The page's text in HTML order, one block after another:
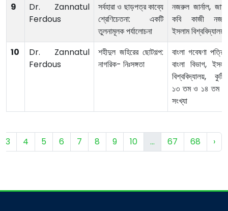
9
Dr. Zannatul
Ferdous
সর্বহারা ও ছাড়পত্র কাব্যে
শ্রেণিচেতনা: একটি
তুলনামূলক পর্যালোচনা
নজরুল জার্নাল,
কবি কাজী
ইসলাম বিশ্ববিদ্যালয়
10
Dr. Zannatul
Ferdous
শহীদুল জহিরের ছোটগল্প:
নাগরিক- নিঃসঙ্গতা
বাংলা গবেষণা
বাংলা বিভাগ,
বিশ্ববিদ্যালয়,
১৩ তম ও ১৪ তম
সংখ্যা
3 4 5 6 7 8 9 10 ... 67 68 ›